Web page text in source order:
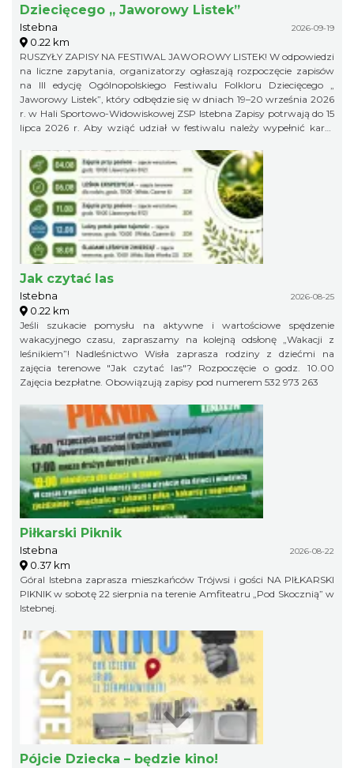
Dziecięcego „ Jaworowy Listek”
Istebna 2026-09-19
0.22 km
RUSZYŁY ZAPISY NA FESTIWAL JAWOROWY LISTEK! W odpowiedzi
na liczne zapytania, organizatorzy ogłaszają rozpoczęcie zapisów
na III edycję Ogólnopolskiego Festiwalu Folkloru Dziecięcego „
Jaworowy Listek”, który odbędzie się w dniach 19–20 września 2026
r. w Hali Sportowo-Widowiskowej ZSP Istebna Zapisy potrwają do 15
lipca 2026 r. Aby wziąć udział w festiwalu należy wypełnić kartę
jaworowylistek@gmail.com
Jak czytać las
Istebna 2026-08-25
0.22 km
Jeśli szukacie pomysłu na aktywne i wartościowe spędzenie
wakacyjnego czasu, zapraszamy na kolejną odsłonę „Wakacji z
leśnikiem”! Nadleśnictwo Wisła zaprasza rodziny z dziećmi na
zajęcia terenowe "Jak czytać las"? Rozpoczęcie o godz. 10.00
Zajęcia bezpłatne. Obowiązują zapisy pod numerem 532 973 263
Piłkarski Piknik
Istebna 2026-08-22
0.37 km
Góral Istebna zaprasza mieszkańców Trójwsi i gości NA PIŁKARSKI
PIKNIK w sobotę 22 sierpnia na terenie Amfiteatru „Pod Skocznią” w
Istebnej.
Pójcie Dziecka – będzie kino!